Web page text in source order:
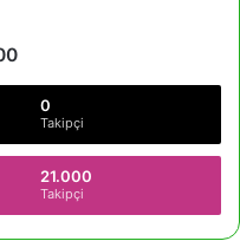
0
Takipçi
21.000
Takipçi